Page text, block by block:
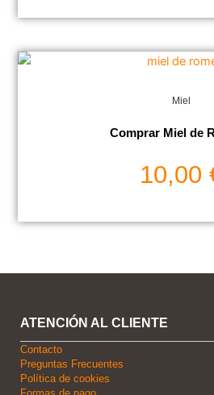
Miel
Comprar Miel de
10,00
ATENCIÓN AL CLIENTE
Contacto
Preguntas Frecuentes
Política de cookies